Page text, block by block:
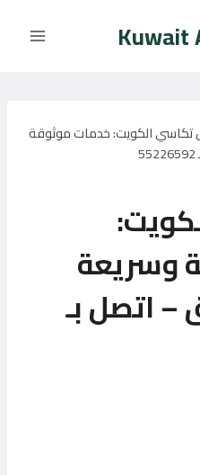
Kuwait
تكاسي الكويت: خدمات موثوقة
وسريعة
– اتصل بـ